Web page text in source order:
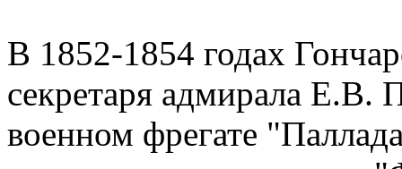
В 1852-1854 годах
секретаря адмирала Е.В.
военном фрегате